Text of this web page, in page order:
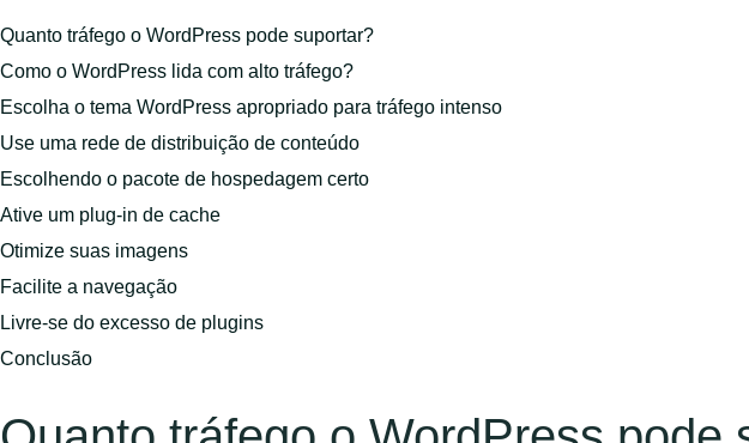
Quanto tráfego o WordPress pode suportar?
Como o WordPress lida com alto tráfego?
Escolha o tema WordPress apropriado para tráfego intenso
Use uma rede de distribuição de conteúdo
Escolhendo o pacote de hospedagem certo
Ative um plug-in de cache
Otimize suas imagens
Facilite a navegação
Livre-se do excesso de plugins
Conclusão